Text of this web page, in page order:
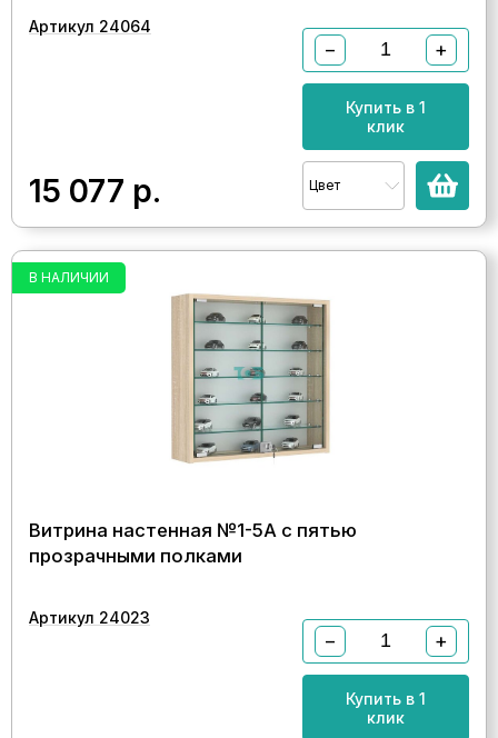
Артикул 24064
15 077 р.
− +
Купить в 1
клик
Цвет
В НАЛИЧИИ
Витрина настенная №1-5А с пятью
прозрачными полками
Артикул 24023
− +
Купить в 1
клик